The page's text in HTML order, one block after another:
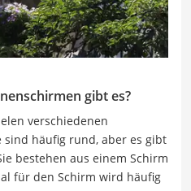
gibt es?
verschiedenen
sind häufig rund, aber es gibt
bestehen aus einem Schirm
für den Schirm wird häufig